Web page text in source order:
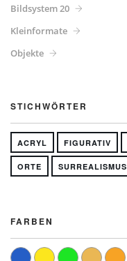
Bildsystem 20
Kleinformate
Objekte
STICHWÖRTER
ACRYL FIGURATIV
ORTE SURREALISMUS
FARBEN